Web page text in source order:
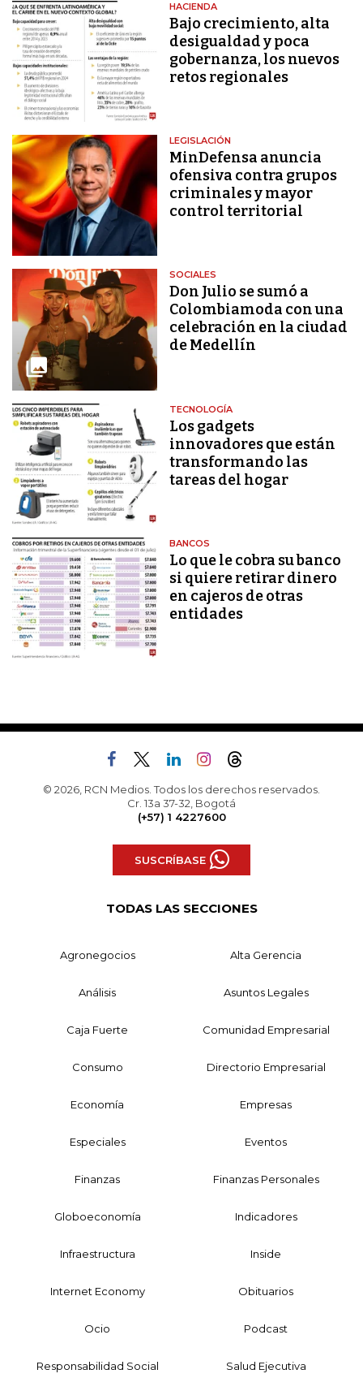
HACIENDA
Bajo crecimiento, alta
desigualdad y poca
gobernanza, los nuevos
retos regionales
LEGISLACIÓN
MinDefensa anuncia
ofensiva contra grupos
criminales y mayor
control territorial
SOCIALES
Don Julio se sumó a
Colombiamoda con una
celebración en la ciudad
de Medellín
TECNOLOGÍA
Los gadgets
innovadores que están
transformando las
tareas del hogar
BANCOS
Lo que le cobra su banco
si quiere retirar dinero
en cajeros de otras
entidades
© 2026, RCN Medios. Todos los derechos reservados.
Cr. 13a 37-32, Bogotá
(+57) 1 4227600
SUSCRÍBASE
TODAS LAS SECCIONES
Agronegocios Alta Gerencia
Análisis Asuntos Legales
Caja Fuerte Comunidad Empresarial
Consumo Directorio Empresarial
Economía Empresas
Especiales Eventos
Finanzas Finanzas Personales
Globoeconomía Indicadores
Infraestructura Inside
Internet Economy Obituarios
Ocio Podcast
Responsabilidad Social Salud Ejecutiva